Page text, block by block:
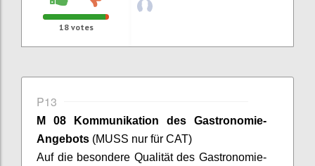
18votes
P13
M 08 Kommunikation des Gastronomie-
Angebots (MUSS nur für CAT)
Auf die besondere Qualität des Gastronomie-